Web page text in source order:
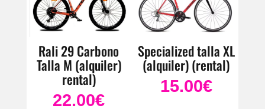
Rali 29 Carbono
Talla M (alquiler)
rental)
22.00€
Specialized talla XL
(alquiler) (rental)
15.00€